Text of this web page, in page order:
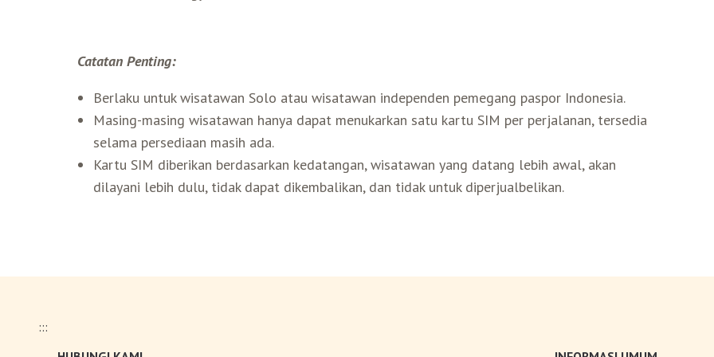
Catatan Penting:
Berlaku untuk wisatawan Solo atau wisatawan independen pemegang paspor Indonesia.
Masing-masing wisatawan hanya dapat menukarkan satu kartu SIM per perjalanan, tersedia
selama persediaan masih ada.
Kartu SIM diberikan berdasarkan kedatangan, wisatawan yang datang lebih awal, akan
dilayani lebih dulu, tidak dapat dikembalikan, dan tidak untuk diperjualbelikan.
:::